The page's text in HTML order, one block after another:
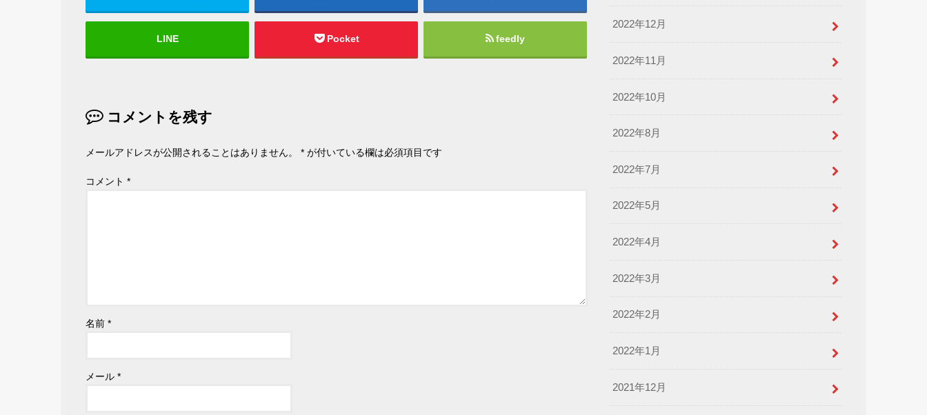
LINE Pocket feedly
コメントを残す
メールアドレスが公開されることはありません。 * が付いている欄は必須項目です
コメント *
名前 *
メール *
2022年12月
2022年11月
2022年10月
2022年8月
2022年7月
2022年5月
2022年4月
2022年3月
2022年2月
2022年1月
2021年12月